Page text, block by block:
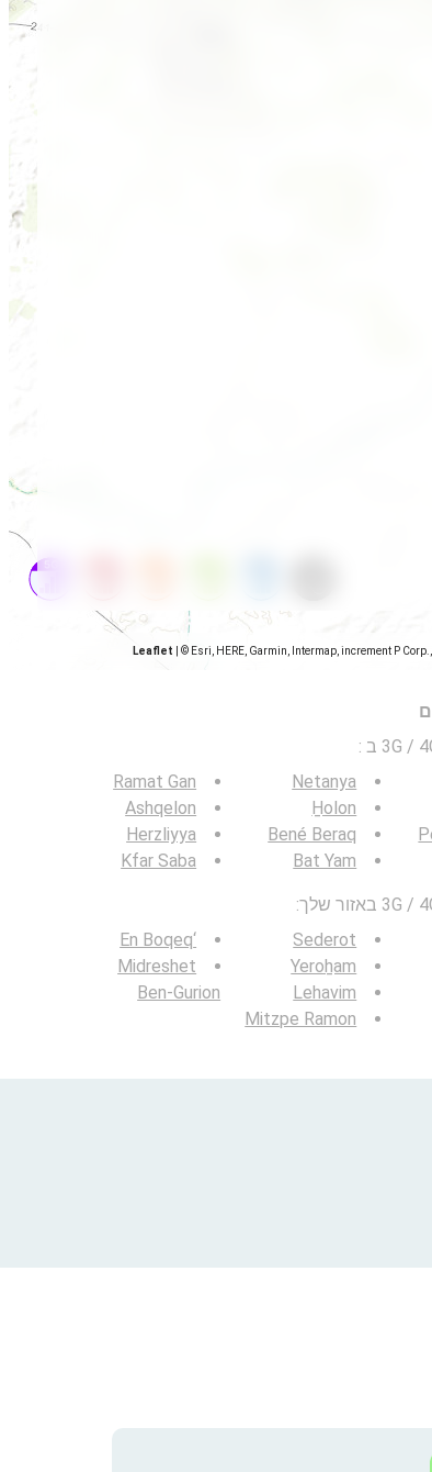
Leaflet © Esri, HERE, Garmin, Intermap, increment P
:
Netanya
H̱olon
Bené Beraq
Bat Yam
Ramat Gan
Ashqelon
Herzliyya
Kfar Saba
Sederot
Yeroẖam
Lehavim
Mitzpe Ramon
‘En Boqeq
Midreshet
Ben-Gurion